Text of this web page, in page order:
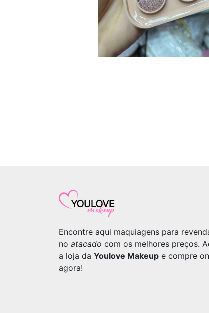
Encontre aqui maquiagens para
no atacado com os melhores preços.
a loja da Youlove Makeup e compre
agora!